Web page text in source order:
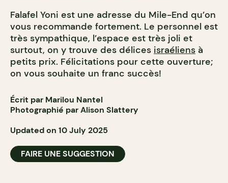
Falafel Yoni est une adresse du Mile-End qu’on
vous recommande fortement. Le personnel est
très sympathique, l’espace est très joli et
surtout, on y trouve des délices israéliens à
petits prix. Félicitations pour cette ouverture;
on vous souhaite un franc succès!
Écrit par Marilou Nantel
Photographié par Alison Slattery
Updated on 10 July 2025
FAIRE UNE SUGGESTION